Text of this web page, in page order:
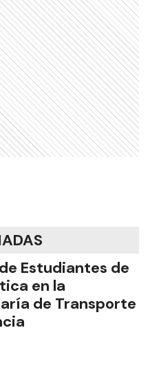
Estudiantes de
en la
de Transporte